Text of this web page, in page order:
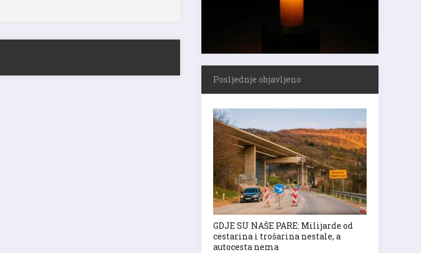
Posljednje objavljeno
GDJE SU NAŠE PARE: Milijarde od
cestarina i trošarina nestale, a
autocesta nema